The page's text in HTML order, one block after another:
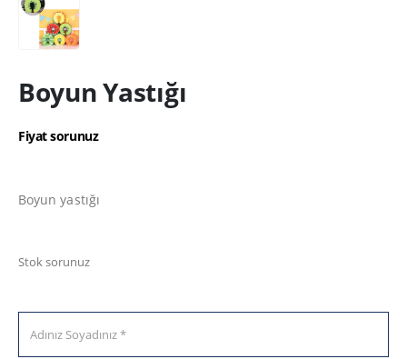
Boyun Yastığı
Fiyat sorunuz
Boyun yastığı
Stok sorunuz